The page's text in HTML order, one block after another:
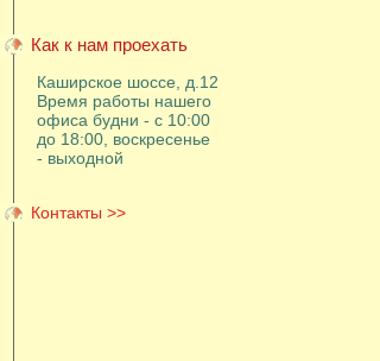
Как к нам проехать
Каширское шоссе, д.12
Время работы нашего
офиса будни - с 10:00
до 18:00, воскресенье
- выходной
Контакты >>